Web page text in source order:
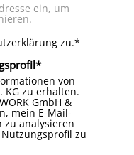
ein, um
zu.*
von
KG zu erhalten.
GmbH &
mein E-Mail-
zu analysieren
zu